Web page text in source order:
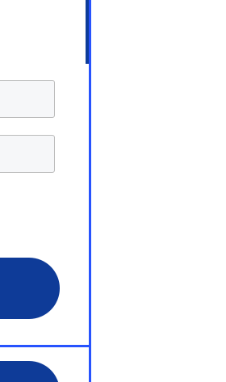
비스
스 원
비스
스 원
비스
스 원